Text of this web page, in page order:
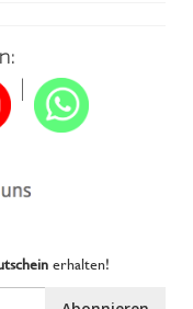
erhalten!